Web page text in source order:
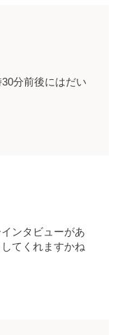
分前後にはだい
ンタビューがあ
てくれますかね